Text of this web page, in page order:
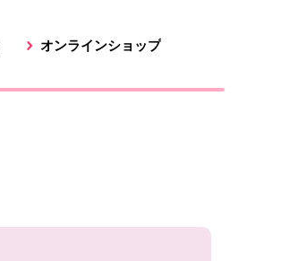
オンラインショップ